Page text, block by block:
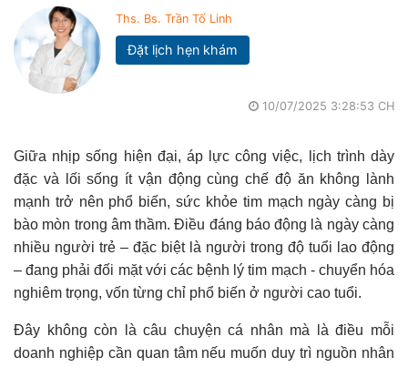
Ths. Bs. Trần Tố Linh
Đặt lịch hẹn khám
10/07/2025 3:28:53 CH
Giữa nhịp sống hiện đại, áp lực công việc, lịch trình dày
đặc và lối sống ít vận động cùng chế độ ăn không lành
mạnh trở nên phổ biến, sức khỏe tim mạch ngày càng bị
bào mòn trong âm thầm. Điều đáng báo động là ngày càng
nhiều người trẻ – đặc biệt là người trong độ tuổi lao động
– đang phải đối mặt với các bệnh lý tim mạch - chuyển hóa
nghiêm trọng, vốn từng chỉ phổ biến ở người cao tuổi.
Đây không còn là câu chuyện cá nhân mà là điều mỗi
doanh nghiệp cần quan tâm nếu muốn duy trì nguồn nhân